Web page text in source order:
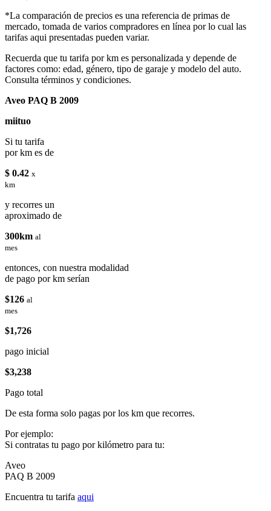
*La comparación de precios es una referencia de primas de
mercado, tomada de varios compradores en línea por lo cual las
tarifas aqui presentadas pueden variar.
Recuerda que tu tarifa por km es personalizada y depende de
factores como: edad, género, tipo de garaje y modelo del auto.
Consulta términos y condiciones.
Aveo PAQ B 2009
miituo
Si tu tarifa
por km es de
$ 0.42 x
km
y recorres un
aproximado de
300km al
mes
entonces, con nuestra modalidad
de pago por km serían
$126 al
mes
$1,726
pago inicial
$3,238
Pago total
De esta forma solo pagas por los km que recorres.
Por ejemplo:
Si contratas tu pago por kilómetro para tu:
Aveo
PAQ B 2009
Encuentra tu tarifa aqui